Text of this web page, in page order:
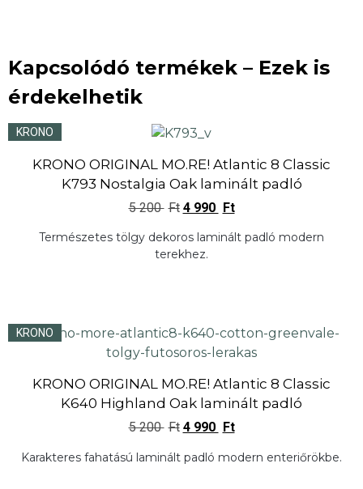
Kapcsolódó termékek – Ezek is
érdekelhetik
KRONO
KRONO ORIGINAL MO.RE! Atlantic 8 Classic
K793 Nostalgia Oak laminált padló
5 200 Ft 4 990 Ft
Természetes tölgy dekoros laminált padló modern
terekhez.
KRONO
KRONO ORIGINAL MO.RE! Atlantic 8 Classic
K640 Highland Oak laminált padló
5 200 Ft 4 990 Ft
Karakteres fahatású laminált padló modern enteriőrökbe.